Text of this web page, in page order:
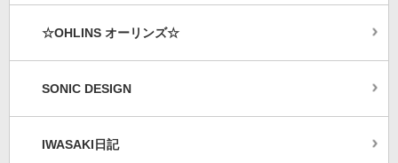
☆OHLINS オーリンズ☆
SONIC DESIGN
IWASAKI日記